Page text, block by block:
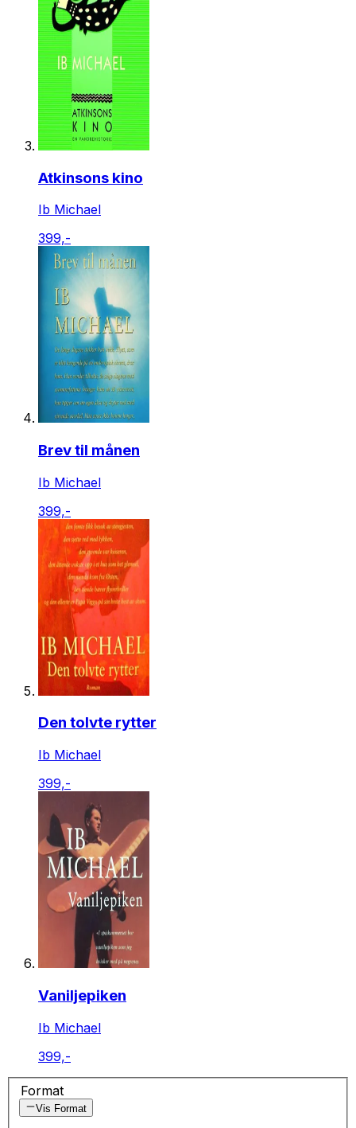
Atkinsons kino
Ib Michael
399,-
Brev til månen
Ib Michael
399,-
Den tolvte rytter
Ib Michael
399,-
Vaniljepiken
Ib Michael
399,-
Format
Vis Format